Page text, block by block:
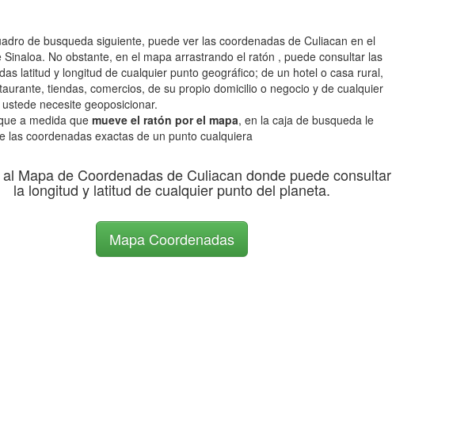
de busqueda siguiente, puede ver las coordenadas de Culiacan en el
Sinaloa. No obstante, en el mapa arrastrando el ratón , puede consultar las
latitud y longitud de cualquier punto geográfico; de un hotel o casa rural,
tiendas, comercios, de su propio domicilio o negocio y de cualquier
necesite geoposicionar.
a medida que mueve el ratón por el mapa, en la caja de busqueda le
las coordenadas exactas de un punto cualquiera
Mapa de Coordenadas de Culiacan donde puede consultar
la longitud y latitud de cualquier punto del planeta.
Mapa Coordenadas